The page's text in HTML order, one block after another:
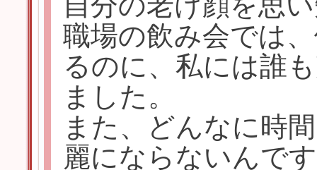
職場の飲み会では
るのに、私には誰
ました。
また、どんなに時
麗にならないんで